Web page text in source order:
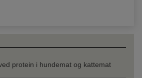
protein i hundemat og kattemat